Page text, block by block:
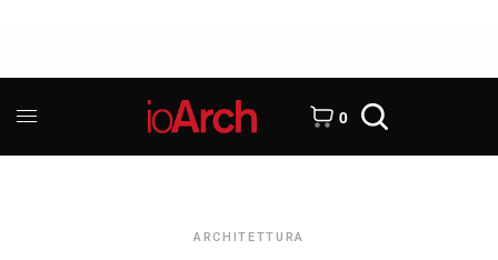
0
ARCHITETTURA